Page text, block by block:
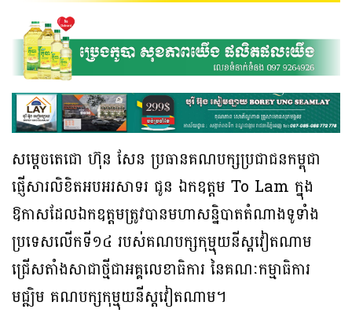
សម្តេចតេជោ ហ៊ុន សែន ប្រធានគណបក្សប្រជាជនកម្ពុជា
ផ្ញើសារលិខិតអបអរសាទរ ជូន ឯកឧត្តម To Lam ក្នុង
ឱកាសដែលឯកឧត្តមត្រូវបានមហាសន្និបាតតំណាងទូទាំង
ប្រទេសលើកទី១៤ របស់គណបក្សកុម្មុយនីស្តវៀតណាម
ជ្រើសតាំងសាជាថ្មីជាអគ្គលេខាធិការ នៃគណៈកម្មាធិការ
មជ្ឍិម គណបក្សកុម្មុយនីស្តវៀតណាម។